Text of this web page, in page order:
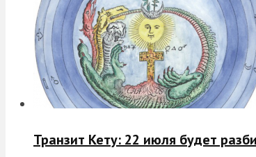
Транзит Кету: 22 июля будет